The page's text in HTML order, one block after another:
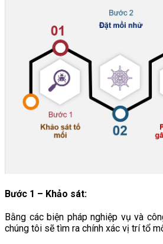
Bước 1 – Khảo sát:
Bằng các biện pháp nghiệp vụ và
chúng tôi sẽ tìm ra chính xác vị trí tổ